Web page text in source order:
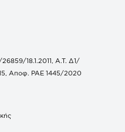
18.1.2011, Α.Τ. Δ1/
Αποφ. ΡΑΕ 1445/2020